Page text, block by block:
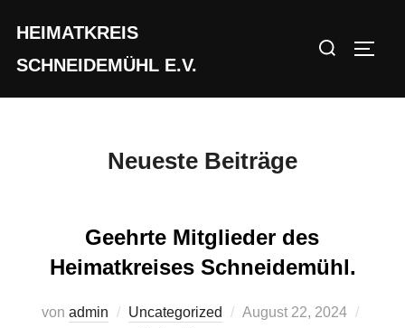
Inhalt
springen
HEIMATKREIS
SCHNEIDEMÜHL E.V.
Suchen
Neueste Beiträge
Geehrte Mitglieder des
Heimatkreises Schneidemühl.
von admin Uncategorized
Veröffentlicht
August 22, 2024